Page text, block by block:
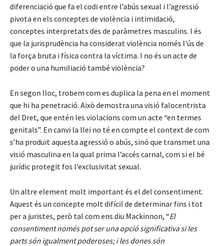
diferenciació que fa el codi entre l’abús sexual i l’agressió
pivota en els conceptes de violència i intimidació,
conceptes interpretats des de paràmetres masculins. I és
que la jurisprudència ha considerat violència només l’ús de
la força bruta i física contra la víctima. I no és un acte de
poder o una humiliació també violència?
En segon lloc, trobem com es duplica la pena en el moment
que hi ha penetració. Això demostra una visió falocentrista
del Dret, que entén les violacions com un acte “en termes
genitals”. En canvi la llei no té en compte el context de com
s’ha produït aquesta agressió o abús, sinó que transmet una
visió masculina en la qual prima l’accés carnal, com si el bé
jurídic protegit fos l’exclusivitat sexual.
Un altre element molt important és el del consentiment.
Aquest és un concepte molt difícil de determinar fins i tot
per a juristes, però tal com ens diu Mackinnon, “El
consentiment només pot ser una opció significativa si les
parts són igualment poderoses; i les dones són